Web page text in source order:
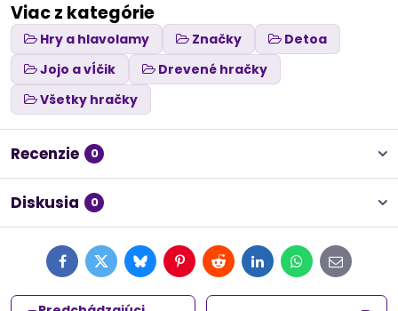
Viac z kategórie
Hry a hlavolamy Značky
Detoa
Jojo a vĺčik
Drevené hračky
Všetky hračky
Recenzie 0
Diskusia 0
FacebookTwitterBlueskyPinterestRedditLinkedInWhatsApp
E-
mail